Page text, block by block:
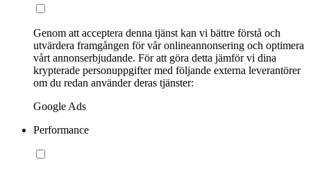
Genom att acceptera denna tjänst kan vi bättre förstå och
utvärdera framgången för vår onlineannonsering och optimera
vårt annonserbjudande. För att göra detta jämför vi dina
krypterade personuppgifter med följande externa leverantörer
om du redan använder deras tjänster:
Google Ads
Performance